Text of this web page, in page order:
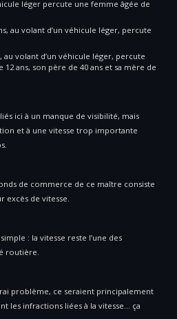
léger percute une femme âgée de
au volant d’un véhicule léger, percute
au volant d’un véhicule léger, percute
ans, son père de 40 ans et sa mère de
ici à un manque de visibilité, mais
et à une vitesse trop importante
de commerce de ce maître consiste
excès de vitesse.
: la vitesse reste l’une des
routière.
problème, ce seraient principalement
les infractions liées à la vitesse… ça